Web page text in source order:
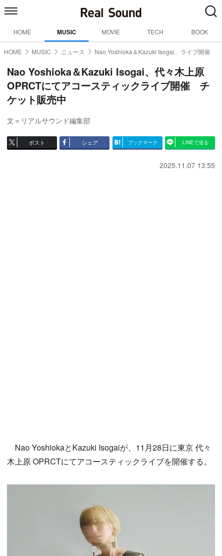
HOME MUSIC MOVIE TECH BOOK
HOME MUSIC ニュース Nao Yoshioka＆Kazuki Isogai、ライブ開催
Nao Yoshioka＆Kazuki Isogai、代々木上原
OPRCTにてアコースティックライブ開催 チ
ケット販売中
文＝リアルサウンド編集部
ポスト シェア ブックマーク LINEで送る
2025.11.07 13:55
Nao YoshiokaとKazuki Isogaiが、11月28日に東京 代々
木上原 OPRCTにてアコースティックライブを開催する。